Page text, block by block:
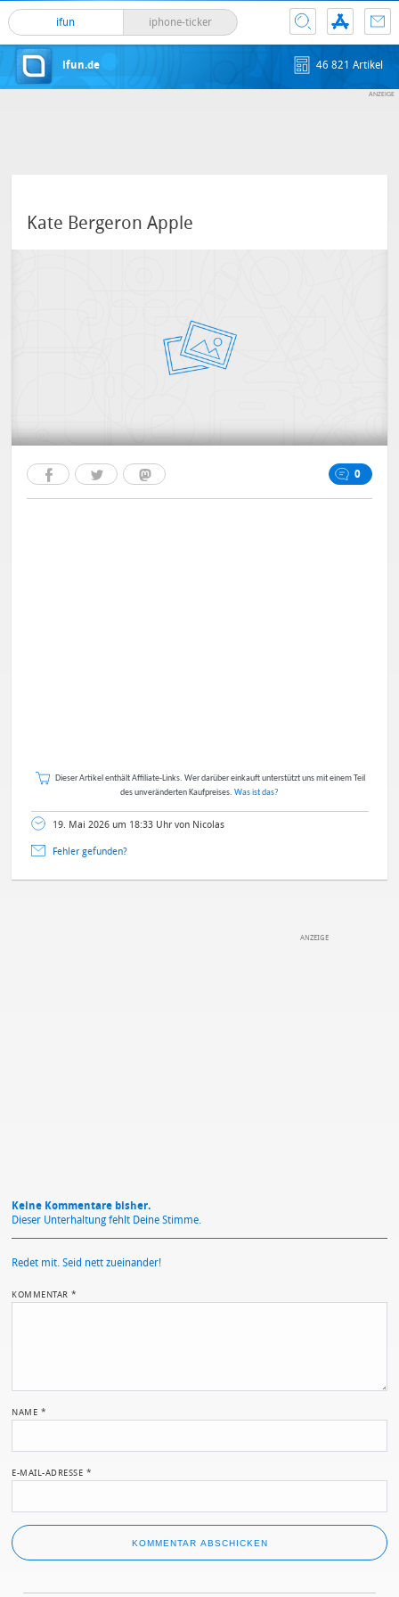
ifun iphone-ticker
ifun.de 46 821 Artikel
Kate Bergeron Apple
0
Dieser Artikel enthält Affiliate-Links. Wer darüber einkauft unterstützt uns mit einem Teil
des unveränderten Kaufpreises. Was ist das?
19. Mai 2026 um 18:33 Uhr von Nicolas
Fehler gefunden?
Keine Kommentare bisher.
Dieser Unterhaltung fehlt Deine Stimme.
Redet mit. Seid nett zueinander!
KOMMENTAR*
NAME *
E-MAIL-ADRESSE *